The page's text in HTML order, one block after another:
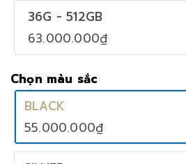
36G - 512GB
63.000.000₫
Chọn màu sắc
BLACK
55.000.000₫